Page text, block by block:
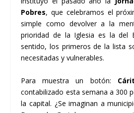
Pobres, que celebramos el
simple como devolver a la
prioridad de la Iglesia es la del
sentido, los primeros de la lista
necesitadas y vulnerables.
Para muestra un botón:
contabilizado esta semana a 300
la capital. ¿Se imaginan a